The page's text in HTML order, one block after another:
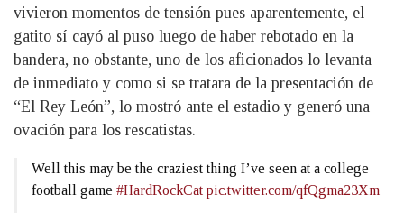
vivieron momentos de tensión pues aparentemente, el
gatito sí cayó al puso luego de haber rebotado en la
bandera, no obstante, uno de los aficionados lo levanta
de inmediato y como si se tratara de la presentación de
“El Rey León”, lo mostró ante el estadio y generó una
ovación para los rescatistas.
Well this may be the craziest thing I’ve seen at a college
football game #HardRockCat pic.twitter.com/qfQgma23Xm